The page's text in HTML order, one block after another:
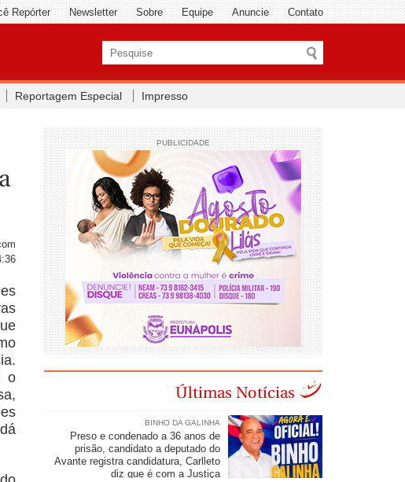
Repórter Newsletter Sobre Equipe Anuncie Contato
Reportagem Especial Impresso
o
PUBLICIDADE
Últimas Notícias
BINHO DA GALINHA
Preso e condenado a 36 anos de
prisão, candidato a deputado do
Avante registra candidatura, Carlleto
diz que é com a Justiça